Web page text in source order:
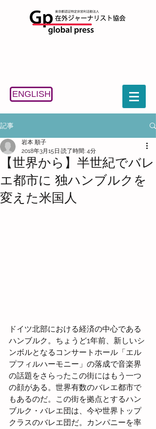
ENGLISH
記事
【世界から】半世紀でバレ
エ都市に 独ハンブルクを
変えた米国人
岩本 順子
2018年3月15日 読了時間: 4分
ドイツ北部における経済の中心である
ハンブルク。ちょうど1年前、新しいシ
ンボルとなるコンサートホール「エル
プフィルハーモニー」の落成で音楽界
の話題をさらったこの街にはもう一つ
の顔がある。世界有数のバレエ都市で
もあるのだ。この街を拠点とするハン
ブルク・バレエ団は、今や世界トップ
クラスのバレエ団だ。カンパニーを率